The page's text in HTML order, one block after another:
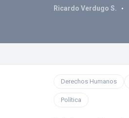
Ricardo Verdugo S.
Derechos Humanos
Política